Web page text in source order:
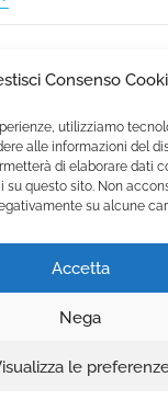
Consenso
utilizziamo
alle informazioni del
di elaborare dati
su questo sito. Non
su alcune
Accetta
Nega
le
la Solidarietà
Roma, Italia
97484360587
de ‘cookies’